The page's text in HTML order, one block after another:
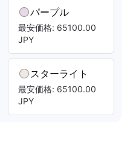
パープル
最安価格: 65100.00
JPY
スターライト
最安価格: 65100.00
JPY